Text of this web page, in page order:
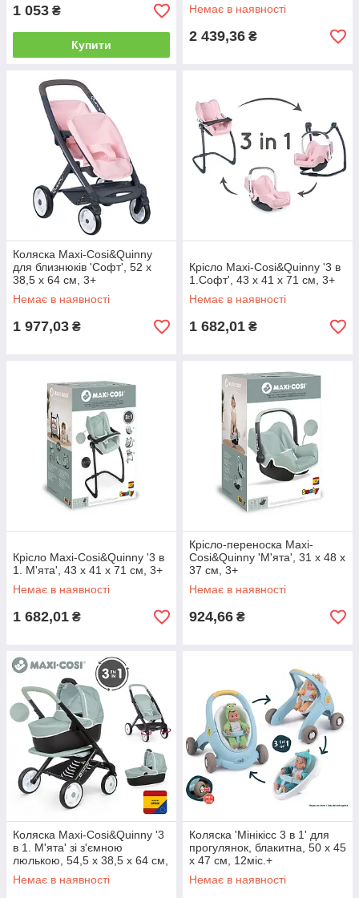
1 053 ₴
Купити
Немає в наявності
2 439,36 ₴
Коляска Maxi-Cosi&Quinny
для близнюків 'Софт', 52 х
38,5 х 64 см, 3+
Немає в наявності
1 977,03 ₴
Крісло Maxi-Cosi&Quinny '3 в
1.Софт', 43 x 41 x 71 см, 3+
Немає в наявності
1 682,01 ₴
Крісло Maxi-Cosi&Quinny '3 в
1. М'ята', 43 x 41 x 71 см, 3+
Немає в наявності
1 682,01 ₴
Крісло-переноска Maxi-
Cosi&Quinny 'М'ята', 31 x 48 x
37 см, 3+
Немає в наявності
924,66 ₴
Коляска Maxi-Cosi&Quinny '3
в 1. М'ята' зі з'ємною
люлькою, 54,5 x 38,5 x 64 см,
3+
Немає в наявності
Коляска 'Мінікісс 3 в 1' для
прогулянок, блакитна, 50 х 45
х 47 см, 12міс.+
Немає в наявності